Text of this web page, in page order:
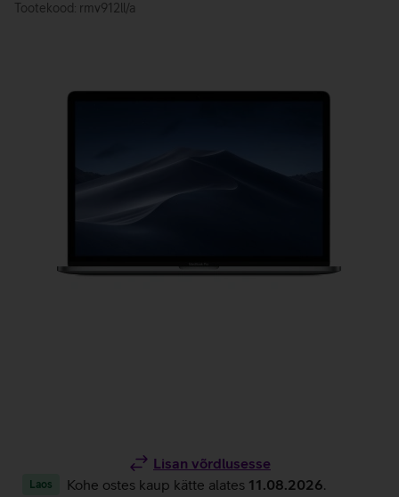
Tootekood: rmv912ll/a
Lisan võrdlusesse
Laos Kohe ostes kaup kätte alates 11.08.2026